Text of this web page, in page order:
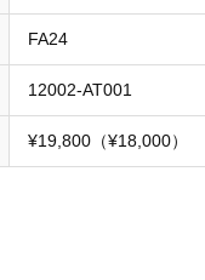
FA24
12002-AT001
¥19,800（¥18,000）